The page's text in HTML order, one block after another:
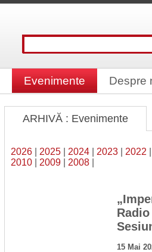
Evenimente Despre
ARHIVĂ : Evenimente
2026 2025 2024 2023 2022
2010
2009 2008
Radio
15 Mai